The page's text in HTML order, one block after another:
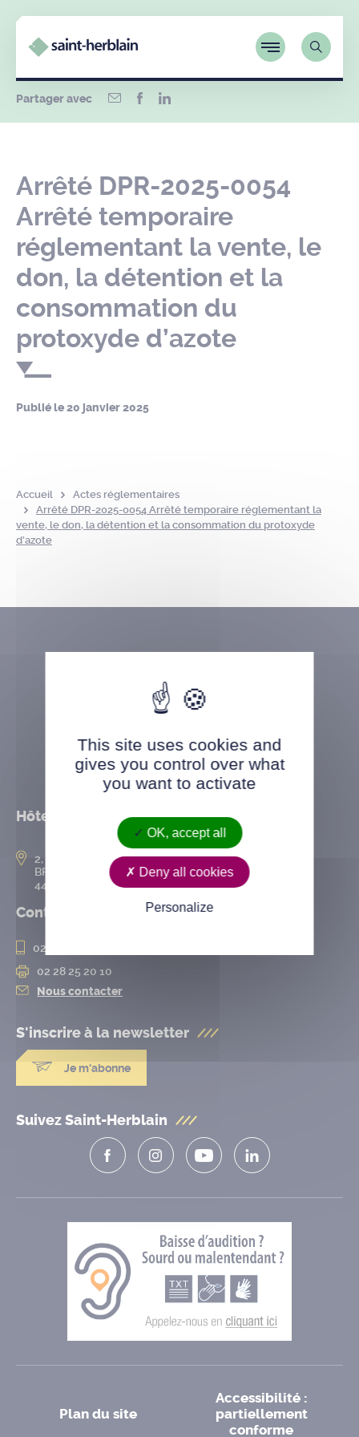
Partager avec
Arrêté DPR-2025-0054
Arrêté temporaire
réglementant la vente, le
don, la détention et la
consommation du
protoxyde d’azote
Publié le20 janvier 2025
Accueil
Actes réglementaires
Arrêté DPR-2025-0054 Arrêté temporaire réglementant la
vente, le don, la détention et la consommation du protoxyde
d’azote
Hôtel de ville
2, rue de l’Hôtel-de-Ville
BP 50167
44802 Saint-Herblain cedex
Contact
02 28 25 20 00
02 28 25 20 10
Nous contacter
S'inscrire à la newsletter
Je m'abonne
Suivez Saint-Herblain
Plan du site
Accessibilité :
partiellement
conforme
This site uses cookies and
gives you control over what
you want to activate
OK, accept all
Deny all cookies
Personalize